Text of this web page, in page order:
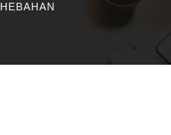
HEBAHAN